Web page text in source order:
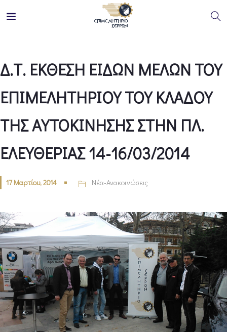
Δ.Τ. ΕΚΘΕΣΗ ΕΙΔΩΝ ΜΕΛΩΝ ΤΟΥ
ΕΠΙΜΕΛΗΤΗΡΙΟΥ ΤΟΥ ΚΛΑΔΟΥ
ΤΗΣ ΑΥΤΟΚΙΝΗΣΗΣ ΣΤΗΝ ΠΛ.
ΕΛΕΥΘΕΡΙΑΣ 14-16/03/2014
17 Μαρτίου, 2014 Νέα-Ανακοινώσεις